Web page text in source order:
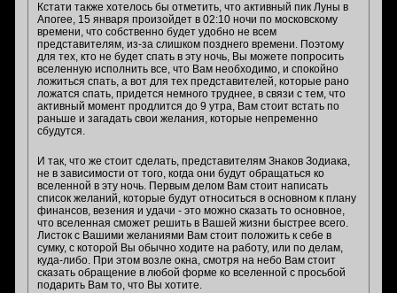
Кстати также хотелось бы отметить, что активный пик Луны в
Апогее, 15 января произойдет в 02:10 ночи по московскому
времени, что собственно будет удобно не всем
представителям, из-за слишком позднего времени. Поэтому
для тех, кто не будет спать в эту ночь, Вы можете попросить
вселенную исполнить все, что Вам необходимо, и спокойно
ложиться спать, а вот для тех представителей, которые рано
ложатся спать, придется немного труднее, в связи с тем, что
активный момент продлится до 9 утра, Вам стоит встать по
раньше и загадать свои желания, которые непременно
сбудутся.
И так, что же стоит сделать, представителям Знаков Зодиака,
не в зависимости от того, когда они будут обращаться ко
вселенной в эту ночь. Первым делом Вам стоит написать
список желаний, которые будут относиться в основном к плану
финансов, везения и удачи - это можно сказать то основное,
что вселенная сможет решить в Вашей жизни быстрее всего.
Листок с Вашими желаниями Вам стоит положить к себе в
сумку, с которой Вы обычно ходите на работу, или по делам,
куда-либо. При этом возле окна, смотря на небо Вам стоит
сказать обращение в любой форме ко вселенной с просьбой
подарить Вам то, что Вы хотите.